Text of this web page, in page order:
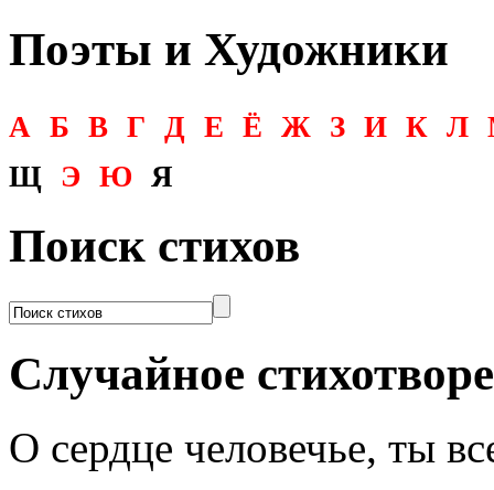
Поэты и Художники
А Б В Г Д Е Ё Ж З И К Л
Щ Э Ю Я
Поиск стихов
Случайное
О сердце человечье, ты